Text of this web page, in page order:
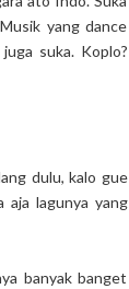
yang dance
suka. Koplo?
dulu, kalo gue
lagunya yang
banyak banget